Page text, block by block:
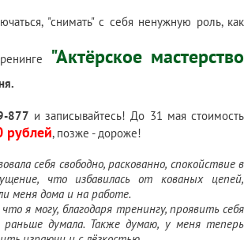
"снимать" с себя ненужную роль, как
"Актёрское мастерство
877 и записывайтесь! До 31 мая стоимость
рублей, позже - дороже!
себя свободно, раскованно, спокойствие в
что избавилась от кованых цепей,
меня дома и на работе.
я могу, благодаря тренингу, проявить себя
раньше думала. Также думаю, у меня теперь